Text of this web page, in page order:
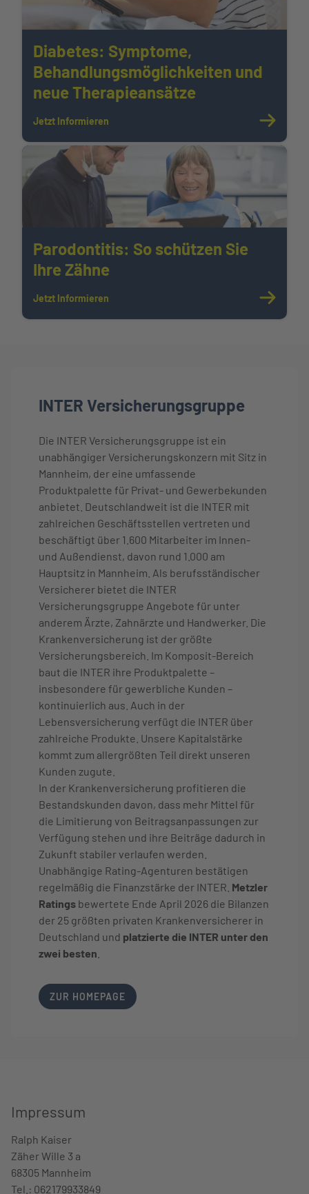
Diabetes: Symptome,
Behandlungsmöglichkeiten und
neue Therapieansätze
Jetzt Informieren
Parodontitis: So schützen Sie
Ihre Zähne
Jetzt Informieren
INTER Versicherungsgruppe
Die INTER Versicherungsgruppe ist ein
unabhängiger Versicherungskonzern mit Sitz in
Mannheim, der eine umfassende
Produktpalette für Privat- und Gewerbekunden
anbietet. Deutschlandweit ist die INTER mit
zahlreichen Geschäftsstellen vertreten und
beschäftigt über 1.600 Mitarbeiter im Innen-
und Außendienst, davon rund 1.000 am
Hauptsitz in Mannheim. Als berufsständischer
Versicherer bietet die INTER
Versicherungsgruppe Angebote für unter
anderem Ärzte, Zahnärzte und Handwerker. Die
Krankenversicherung ist der größte
Versicherungsbereich. Im Komposit-Bereich
baut die INTER ihre Produktpalette –
insbesondere für gewerbliche Kunden –
kontinuierlich aus. Auch in der
Lebensversicherung verfügt die INTER über
zahlreiche Produkte. Unsere Kapitalstärke
kommt zum allergrößten Teil direkt unseren
Kunden zugute.
In der Krankenversicherung profitieren die
Bestandskunden davon, dass mehr Mittel für
die Limitierung von Beitragsanpassungen zur
Verfügung stehen und ihre Beiträge dadurch in
Zukunft stabiler verlaufen werden.
Unabhängige Rating-Agenturen bestätigen
regelmäßig die Finanzstärke der INTER. Metzler
Ratings bewertete Ende April 2026 die Bilanzen
der 25 größten privaten Krankenversicherer in
Deutschland und platzierte die INTER unter den
zwei besten
ZUR HOMEPAGE
LINK OPENS IN NEW TAB
Impressum
Ralph Kaiser
Zäher Wille 3 a
68305 Mannheim
Tel.: 062179933849